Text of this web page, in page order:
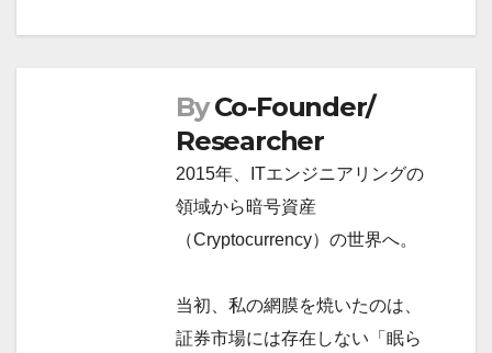
By Co-Founder/
Researcher
2015年、ITエンジニアリングの
領域から暗号資産
（Cryptocurrency）の世界へ。
当初、私の網膜を焼いたのは、
証券市場には存在しない「眠ら